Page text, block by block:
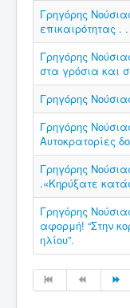
Γρηγόρης
επικαιρότητας .
Γρηγόρης
στα γρόσια και
Γρηγόρης
Γρηγόρης
Αυτοκρατορίες
Γρηγόρης
.«Κηρύξατε
Γρηγόρης
αφορμή! “Στην
ηλίου”.